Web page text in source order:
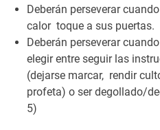
Deberán perseverar
calor toque a sus puertas.
Deberán perseverar
elegir entre seguir las
(dejarse marcar, rendir
profeta) o ser degollado/
5)